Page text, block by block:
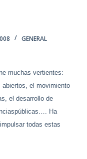
GENERAL
muchas vertientes:
el movimiento
el desarrollo de
Ha
todas estas